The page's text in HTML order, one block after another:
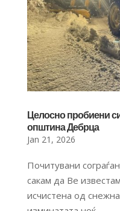
Целосно пробиени
општина Дебрца
Jan 21, 2026
Почитувани
сакам да Ве
исчистена од